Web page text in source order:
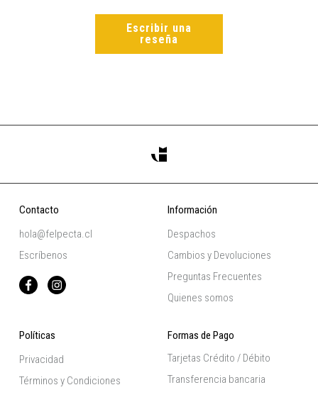
Escribir una
reseña
Contacto
hola@felpecta.cl
Escríbenos
Información
Despachos
Cambios y Devoluciones
Preguntas Frecuentes
Quienes somos
Políticas
Privacidad
Términos y Condiciones
Formas de Pago
Tarjetas Crédito / Débito
Transferencia bancaria